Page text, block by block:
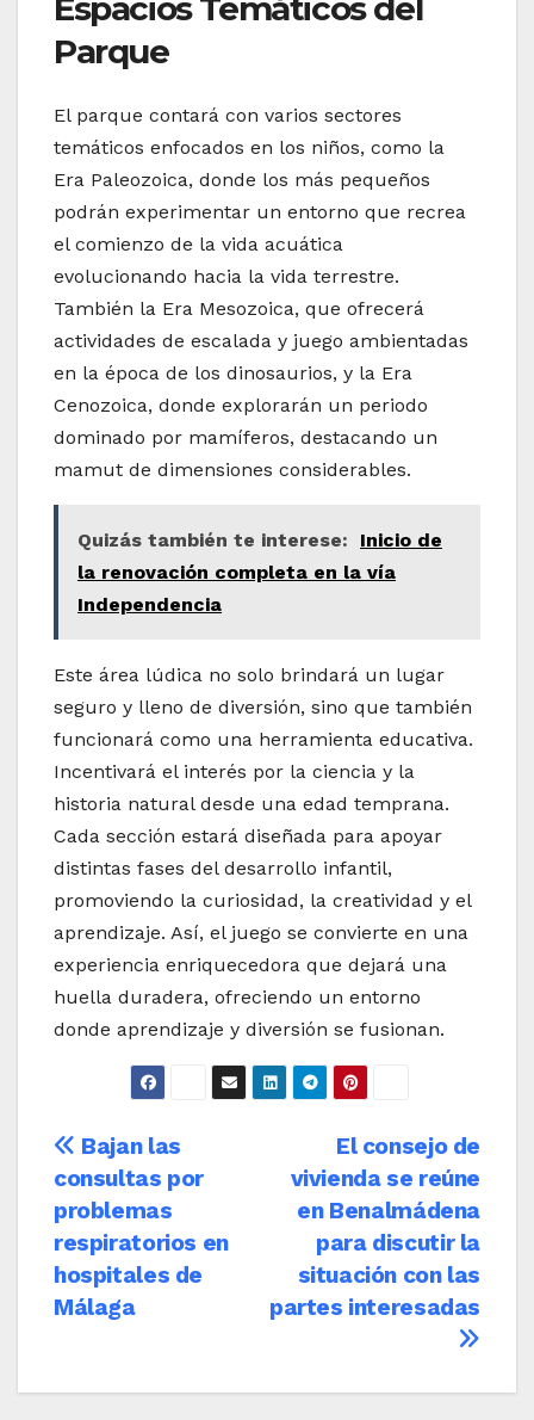
Espacios Temáticos del
Parque
El parque contará con varios sectores
temáticos enfocados en los niños, como la
Era Paleozoica, donde los más pequeños
podrán experimentar un entorno que recrea
el comienzo de la vida acuática
evolucionando hacia la vida terrestre.
También la Era Mesozoica, que ofrecerá
actividades de escalada y juego ambientadas
en la época de los dinosaurios, y la Era
Cenozoica, donde explorarán un periodo
dominado por mamíferos, destacando un
mamut de dimensiones considerables.
Quizás también te interese:
Inicio de
la renovación completa en la vía
Independencia
Este área lúdica no solo brindará un lugar
seguro y lleno de diversión, sino que también
funcionará como una herramienta educativa.
Incentivará el interés por la ciencia y la
historia natural desde una edad temprana.
Cada sección estará diseñada para apoyar
distintas fases del desarrollo infantil,
promoviendo la curiosidad, la creatividad y el
aprendizaje. Así, el juego se convierte en una
experiencia enriquecedora que dejará una
huella duradera, ofreciendo un entorno
donde aprendizaje y diversión se fusionan.
Navegación
de
entradas
El consejo de
vivienda se reúne
en Benalmádena
para discutir la
situación con las
partes interesadas
Bajan las
consultas por
problemas
respiratorios en
hospitales de
Málaga